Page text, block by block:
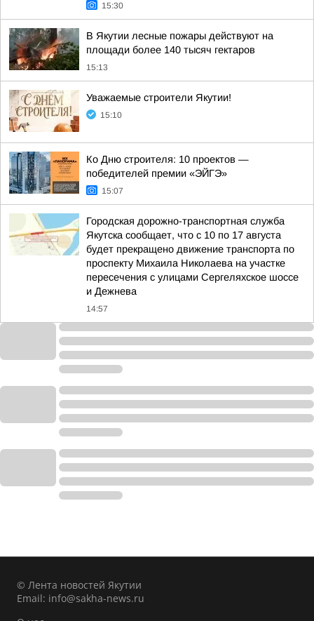
15:30
В Якутии лесные пожары действуют на
площади более 140 тысяч гектаров
15:13
Уважаемые строители Якутии!
15:10
Ко Дню строителя: 10 проектов —
победителей премии «ЭЙГЭ»
15:07
Городская дорожно-транспортная служба
Якутска сообщает, что с 10 по 17 августа
будет прекращено движение транспорта по
проспекту Михаила Николаева на участке
пересечения с улицами Сергеляхское шоссе
и Дежнева
14:57
© Лента новостей Якутии
Email: info@sakha-news.ru